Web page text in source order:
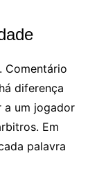
Comentário
diferença
a um jogador
Em
palavra